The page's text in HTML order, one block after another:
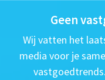
Geen
Wij vatten het
media voor je